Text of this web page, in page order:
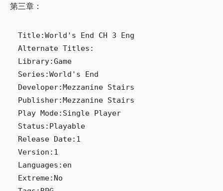
第三章：
Title:World's End CH 3 Eng
Alternate Titles:
Library:Game
Series:World's End
Developer:Mezzanine Stairs
Publisher:Mezzanine Stairs
Play Mode:Single Player
Status:Playable
Release Date:1
Version:1
Languages:en
Extreme:No